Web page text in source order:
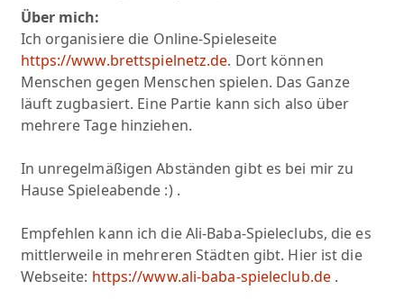
Über mich:
Ich organisiere die Online-Spieleseite
https://www.brettspielnetz.de. Dort können
Menschen gegen Menschen spielen. Das Ganze
läuft zugbasiert. Eine Partie kann sich also über
mehrere Tage hinziehen.
In unregelmäßigen Abständen gibt es bei mir zu
Hause Spieleabende :) .
Empfehlen kann ich die Ali-Baba-Spieleclubs, die es
mittlerweile in mehreren Städten gibt. Hier ist die
Webseite: https://www.ali-baba-spieleclub.de.